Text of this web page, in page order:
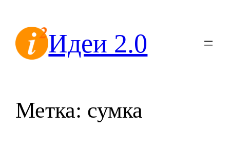
содержимомуИдеи 2.0
Метка: сумка